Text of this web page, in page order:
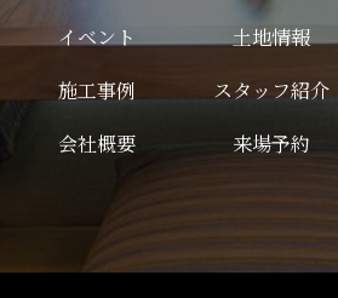
イベント 土地情報
施工事例
スタッフ紹介
会社概要
来場予約